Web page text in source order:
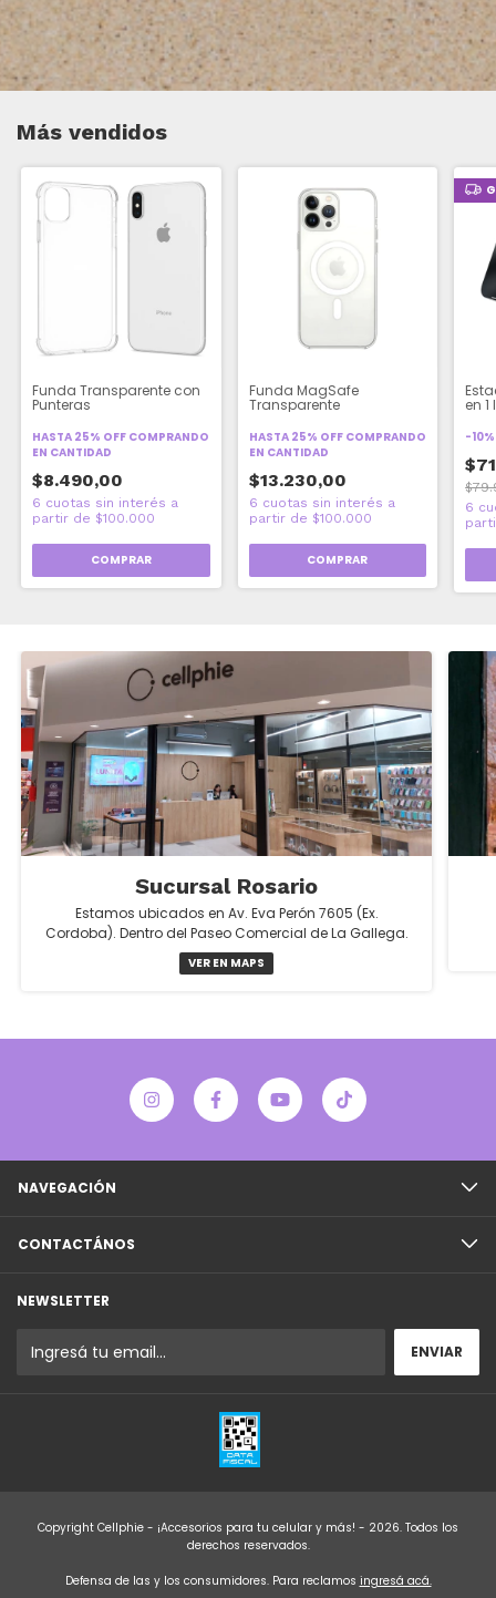
Más vendidos
Funda Transparente con
Punteras
HASTA 25% OFF COMPRANDO
EN CANTIDAD
$8.490,00
COMPRAR
Funda MagSafe
Transparente
HASTA 25% OFF COMPRANDO
EN CANTIDAD
$13.230,00
COMPRAR
en 1
-10
Sucursal Rosario
Estamos ubicados en Av. Eva Perón 7605 (Ex.
Cordoba). Dentro del Paseo Comercial de La Gallega.
VER EN MAPS
NAVEGACIÓN
CONTACTÁNOS
NEWSLETTER
Copyright Cellphie - ¡Accesorios para tu celular y más! - 2026. Todos los
derechos reservados.
Defensa de las y los consumidores. Para reclamos ingresá acá.